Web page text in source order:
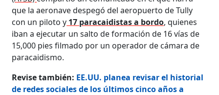
que la aeronave despegó del aeropuerto de Tully
con un piloto y 17 paracaidistas a bordo, quienes
iban a ejecutar un salto de formación de 16 vías de
15,000 pies filmado por un operador de cámara de
paracaidismo.
Revise también: EE.UU. planea revisar el historial
de redes sociales de los últimos cinco años a